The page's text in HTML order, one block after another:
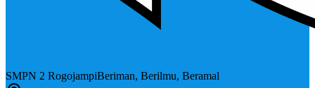
SMPN 2 RogojampiBeriman, Berilmu, Beramal